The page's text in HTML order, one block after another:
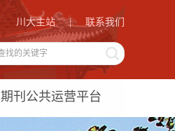
联系我们
川大主站 |
期刊公共运营平台